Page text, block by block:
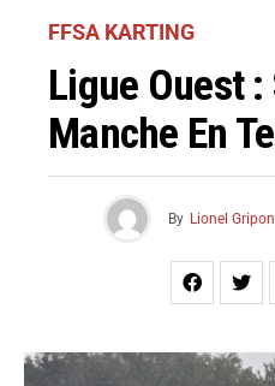
FFSA KARTING
Ligue Ouest
Manche En
By Lionel Gripon